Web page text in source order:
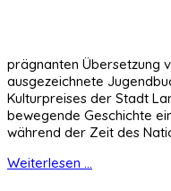
prägnanten Übersetzung
ausgezeichnete
Kulturpreises der Stadt
bewegende Geschichte
während der Zeit des
Weiterlesen ...